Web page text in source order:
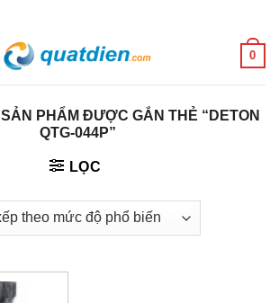
0
SẢN PHẨM ĐƯỢC GẮN THẺ “DETON
QTG-044P”
LỌC